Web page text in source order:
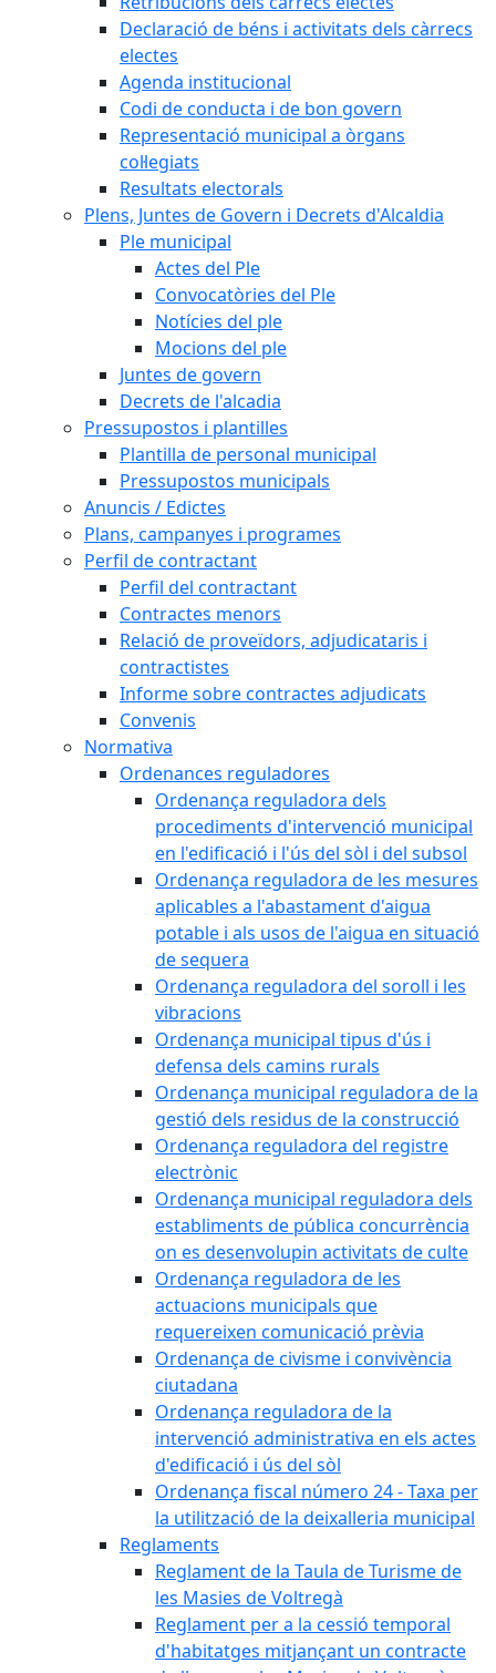
Declaració de béns i activitats dels càrrecs
electes
Agenda institucional
Codi de conducta i de bon govern
Representació municipal a òrgans
col·legiats
Resultats electorals
Plens, Juntes de Govern i Decrets d'Alcaldia
Ple municipal
Actes del Ple
Convocatòries del Ple
Notícies del ple
Mocions del ple
Juntes de govern
Decrets de l'alcadia
Pressupostos i plantilles
Plantilla de personal municipal
Pressupostos municipals
Anuncis / Edictes
Plans, campanyes i programes
Perfil de contractant
Perfil del contractant
Contractes menors
Relació de proveïdors, adjudicataris i
contractistes
Informe sobre contractes adjudicats
Convenis
Normativa
Ordenances reguladores
Ordenança reguladora dels
procediments d'intervenció municipal
en l'edificació i l'ús del sòl i del subsol
Ordenança reguladora de les mesures
aplicables a l'abastament d'aigua
potable i als usos de l'aigua en situació
de sequera
Ordenança reguladora del soroll i les
vibracions
Ordenança municipal tipus d'ús i
defensa dels camins rurals
Ordenança municipal reguladora de la
gestió dels residus de la construcció
Ordenança reguladora del registre
electrònic
Ordenança municipal reguladora dels
establiments de pública concurrència
on es desenvolupin activitats de culte
Ordenança reguladora de les
actuacions municipals que
requereixen comunicació prèvia
Ordenança de civisme i convivència
ciutadana
Ordenança reguladora de la
intervenció administrativa en els actes
d'edificació i ús del sòl
Ordenança fiscal número 24 - Taxa per
la utilització de la deixalleria municipal
Reglaments
Reglament de la Taula de Turisme de
les Masies de Voltregà
Reglament per a la cessió temporal
d'habitatges mitjançant un contracte